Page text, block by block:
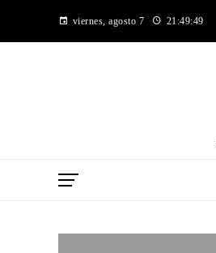
viernes, agosto 7 21:49:49